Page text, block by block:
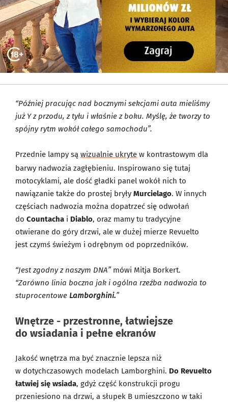
“Później pracując nad bocznymi sekcjami auta mieliśmy
już Y z przodu, z tyłu i właśnie z boku. Myślę, że tworzy to
spójny rytm wokół całego samochodu”.
Przednie lampy są wizualnie ukryte w kontrastowym dla
barwy nadwozia zagłębieniu. Inspirowano się tutaj
motocyklami, ale dość gładki panel wokół nich to
nawiązanie także do prostej bryły Murcielago. W innych
częściach nadwozia można dopatrzeć się odwołań
do Countacha i Diablo, oraz mamy tu tradycyjne
otwierane do góry drzwi, ale w dużej mierze Revuelto
jest czymś świeżym i odrębnym od poprzedników.
“Jest zgodny z naszym DNA”mówi Mitja Borkert.
“Zarówno linia boczna jak i ogólna rzeźba nadwozia to
stuprocentowe Lamborghini.”
Wnętrze - przestronne, łatwiejsze
do wsiadania i pełne ekranów
Jakość wnętrza ma być znacznie lepsza niż
w dotychczasowych modelach Lamborghini. Do Revuelto
łatwiej się wsiada, gdyż część konstrukcji progu
przeniesiono na drzwi, a słupek B umieszczono w taki